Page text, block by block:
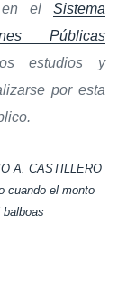
en el Sistema
Públicas
estudios y
por esta
A. CASTILLERO
cuando el monto